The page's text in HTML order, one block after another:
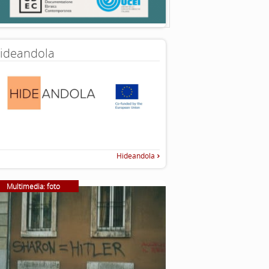
Hideandola
Multimedia: foto